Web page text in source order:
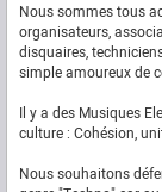
Nous sommes tous
organisateurs,
disquaires,
simple amoureux de
Il y a des Musiques
culture : Cohésion,
Nous souhaitons